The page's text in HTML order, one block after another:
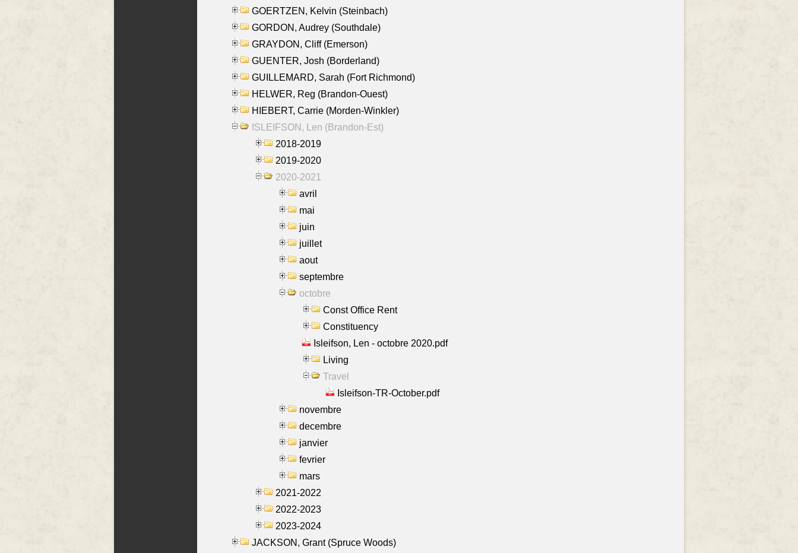
GOERTZEN, Kelvin (Steinbach)
GORDON, Audrey (Southdale)
GRAYDON, Cliff (Emerson)
GUENTER, Josh (Borderland)
GUILLEMARD, Sarah (Fort Richmond)
HELWER, Reg (Brandon-Ouest)
HIEBERT, Carrie (Morden-Winkler)
ISLEIFSON, Len (Brandon-Est)
2018-2019
2019-2020
2020-2021
avril
mai
juin
juillet
aout
septembre
octobre
Const Office Rent
Constituency
Isleifson, Len - octobre 2020.pdf
Living
Travel
Isleifson-TR-October.pdf
novembre
decembre
janvier
fevrier
mars
2021-2022
2022-2023
2023-2024
JACKSON, Grant (Spruce Woods)